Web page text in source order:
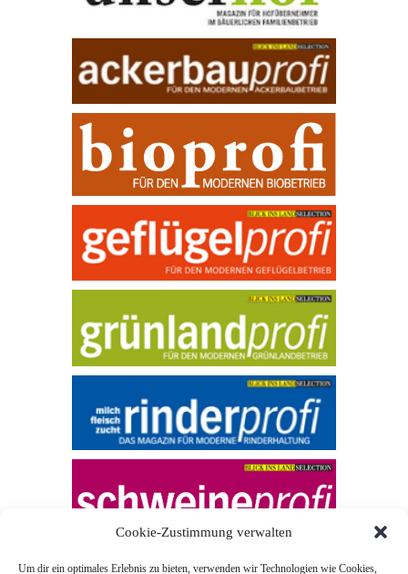
Cookie-Zustimmung verwalten
Um dir ein optimales Erlebnis zu bieten, verwenden wir Technologien wie Cookies,